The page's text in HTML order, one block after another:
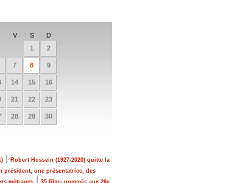
V S
D
1
2
7 8 9
14 15 16
21 22 23
28 29 30
Robert Hossein (1927-2020) quitte la
président, une présentatrice, des
métrages
35 films nommés aux 26e